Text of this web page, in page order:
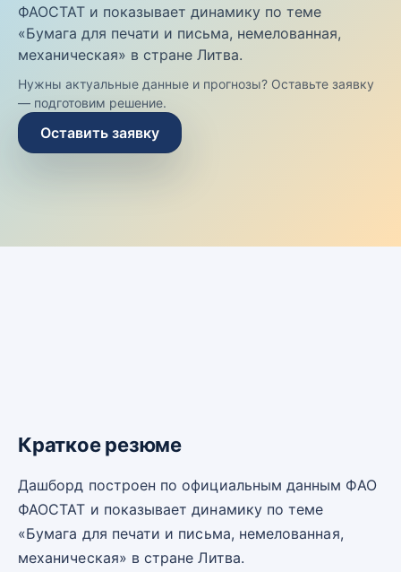
ФАОСТАТ и показывает динамику по теме
«Бумага для печати и письма, немелованная,
механическая» в стране Литва.
Нужны актуальные данные и прогнозы? Оставьте заявку
— подготовим решение.
Оставить заявку
Краткое резюме
Дашборд построен по официальным данным ФАО
ФАОСТАТ и показывает динамику по теме
«Бумага для печати и письма, немелованная,
механическая» в стране Литва.